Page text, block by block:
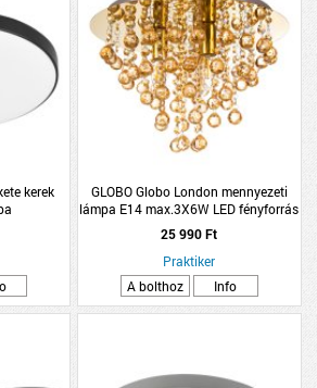
kerek
GLOBO Globo London mennyezeti
lámpa E14 max.3X6W LED fényforrás
nélküli IP20 fém arany színű
25 990 Ft
Praktiker
A bolthoz
Info